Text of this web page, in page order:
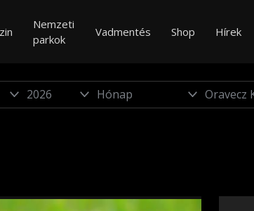
Nemzeti
parkok
Vadmentés Shop Hírek